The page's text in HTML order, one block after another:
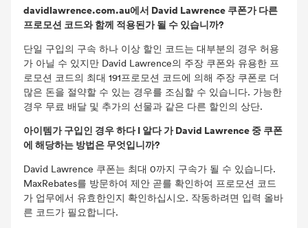
davidlawrence.com.au에서 David Lawrence 쿠폰가 다른
프로모션 코드와 함께 적용된가 될 수 있습니까?
단일 구입의 구속 하나 이상 할인 코드는 대부분의 경우 허용
가 아닐 수 있지만 David Lawrence의 주장 쿠폰와 유용한 프
로모션 코드의 최대 191프로모션 코드에 의해 주장 쿠폰로 더
많은 돈을 절약할 수 있는 경우를 조심할 수 있습니다. 가능한
경우 무료 배달 및 추가의 선물과 같은 다른 할인의 상단.
아이템가 구입인 경우 하다 I 알다 가 David Lawrence 중 쿠폰
에 해당하는 방법은 무엇입니까?
David Lawrence 쿠폰는 최대 0까지 구속가 될 수 있습니다.
MaxRebates를 방문하여 제안 곧를 확인하여 프로모션 코드
가 업무에서 유효한인지 확인하십시오. 작동하려면 입력 올바
른 코드가 필요합니다.